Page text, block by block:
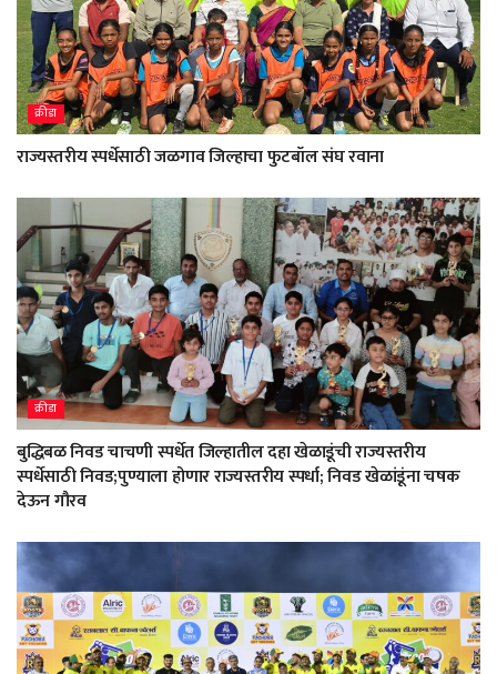
क्रीडा
राज्यस्तरीय स्पर्धेसाठी जळगाव जिल्हाचा फुटबॉल संघ रवाना
क्रीडा
बुद्धिबळ निवड चाचणी स्पर्धेत जिल्हातील दहा खेळाडूंची राज्यस्तरीय
स्पर्धेसाठी निवड;पुण्याला होणार राज्यस्तरीय स्पर्धा; निवड खेळांडूंना चषक
देऊन गौरव